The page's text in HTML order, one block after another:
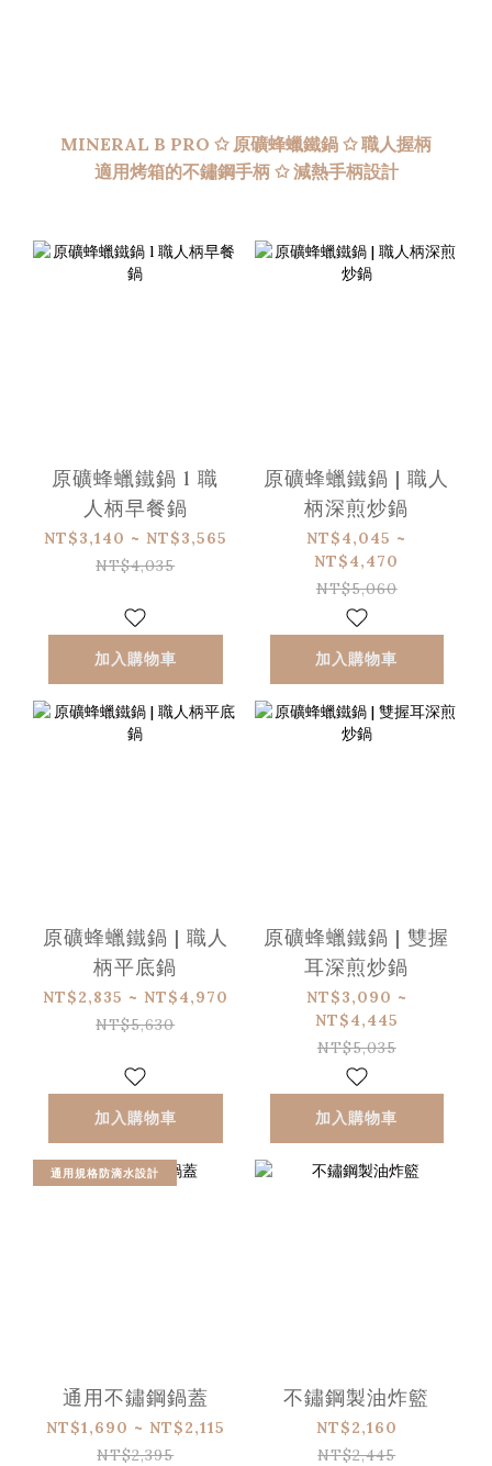
MINERAL B PRO ✩ 原礦蜂蠟鐵鍋 ✩ 職人握柄
適用烤箱的不鏽鋼手柄 ✩ 減熱手柄設計
原礦蜂蠟鐵鍋 l 職
人柄早餐鍋
NT$3,140 ~ NT$3,565
NT$4,035
加入購物車
原礦蜂蠟鐵鍋 | 職人
柄深煎炒鍋
NT$4,045 ~
NT$4,470
NT$5,060
加入購物車
原礦蜂蠟鐵鍋 | 職人
柄平底鍋
NT$2,835 ~ NT$4,970
NT$5,630
加入購物車
原礦蜂蠟鐵鍋 | 雙握
耳深煎炒鍋
NT$3,090 ~
NT$4,445
NT$5,035
加入購物車
通用規格防滴水設計
通用不鏽鋼鍋蓋
NT$1,690 ~ NT$2,115
NT$2,395
不鏽鋼製油炸籃
NT$2,160
NT$2,445